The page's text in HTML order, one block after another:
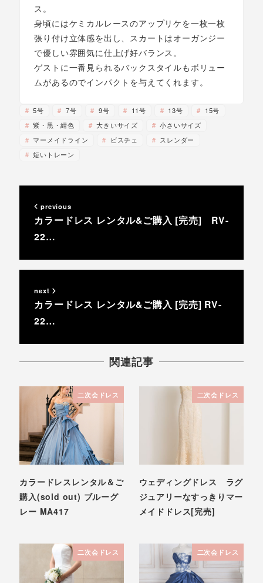
ス。
身頃にはケミカルレースのアップリケを一枚一枚
張り付け立体感を出し、スカートはオーガンジー
で優しい雰囲気に仕上げ好バランス。
ゲストに一番見られるバックスタイルもボリュー
ムがあるのでインパクトを与えてくれます。
5号 7号 9号 11号 13号
15号
紫・黒・紺色
大きいサイズ
小さいサイズ
マーメイドライン
ビスチェ
スレンダー
短いトレーン
previous
カラードレス レンタル&ご購入 [完売] RV-
22…
next
カラードレス レンタル&ご購入 [完売] RV-
22…
関連記事
二次会ドレス
カラードレスレンタル＆ご
購入(sold out) ブルーグ
レー MA417
二次会ドレス
ウェディングドレス ラグ
ジュアリーなすっきりマー
メイドドレス[完売]
二次会ドレス 二次会ドレス